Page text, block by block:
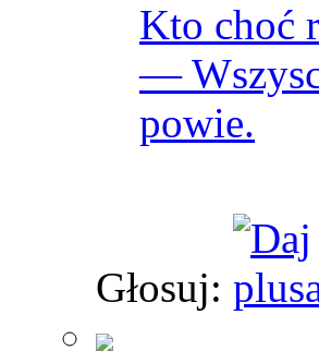
Kto choć
—
powie.
Głosuj: